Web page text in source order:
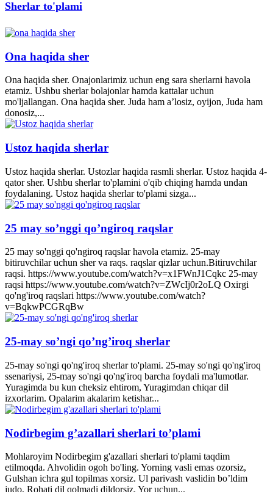
Sherlar to'plami
Ona haqida sher
Ona haqida sher. Onajonlarimiz uchun eng sara sherlarni havola
etamiz. Ushbu sherlar bolajonlar hamda kattalar uchun
mo'ljallangan. Ona haqida sher. Juda ham a’losiz, oyijon, Juda ham
donosiz,...
Ustoz haqida sherlar
Ustoz haqida sherlar. Ustozlar haqida rasmli sherlar. Ustoz haqida 4-
qator sher. Ushbu sherlar to'plamini o'qib chiqing hamda undan
foydalaning. Ustoz haqida sherlar to'plami sizga...
25 may so’nggi qo’ngiroq raqslar
25 may so'nggi qo'ngiroq raqslar havola etamiz. 25-may
bitiruvchilar uchun sher va raqs. raqslar qizlar uchun.Bitiruvchilar
raqsi. https://www.youtube.com/watch?v=x1FWnJ1Cqkc 25-may
raqsi https://www.youtube.com/watch?v=ZWcIj0r2oLQ Oxirgi
qo'ng'iroq raqslari https://www.youtube.com/watch?
v=BqkwPCGRqBw
25-may so’ngi qo’ng’iroq sherlar
25-may so'ngi qo'ng'iroq sherlar to'plami. 25-may so'ngi qo'ng'iroq
ssenariysi, 25-may so'ngi qo'ng'iroq barcha foydali ma'lumotlar.
Yuragimda bu kun cheksiz ehtirom, Yuragimdan chiqar dil
izxorlarim. Opalarim akalarim ketishar...
Nodirbegim g’azallari sherlari to’plami
Mohlaroyim Nodirbegim g'azallari sherlari to'plami taqdim
etilmoqda. Ahvolidin ogoh bo'ling. Yorning vasli emas ozorsiz,
Gulshan ichra gul topilmas xorsiz. Ul parivash vaslidin bo’ldim
judo, Rohati dil qolmadi dildorsiz. Yor uchun...